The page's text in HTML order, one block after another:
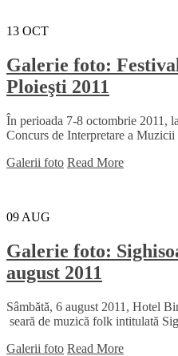
13 OCT
Galerie foto:
Ploieşti 2011
În perioada 7-8 octombrie 2011,
Concurs de Interpretare a
Galerii foto Read More
09 AUG
Galerie foto:
august 2011
Sâmbătă, 6 august 2011, Hotel
seară de muzică folk intitulată
Galerii foto Read More